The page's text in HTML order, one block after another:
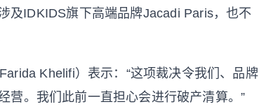
及IDKIDS旗下高端品牌Jacadi Paris，也不
Khelifi）表示：“这项裁决令我们、品牌
营。我们此前一直担心会进行破产清算。”